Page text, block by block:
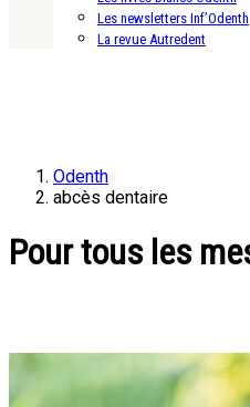
Les newsletters Inf’Odenth
La revue Autredent
Odenth
abcès dentaire
Pour tous les